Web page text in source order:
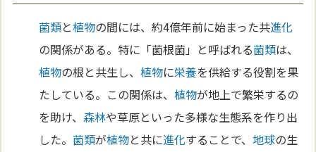
菌類と植物の間には、約4億年前に始まった共進化
の関係がある。特に「菌根菌」と呼ばれる菌類は、
植物の根と共生し、植物に栄養を供給する役割を果
たしている。この関係は、植物が地上で繁栄するの
を助け、 森林や草原といった多様な生態系を作り出
した。 菌類が植物と共に進化することで、地球の生